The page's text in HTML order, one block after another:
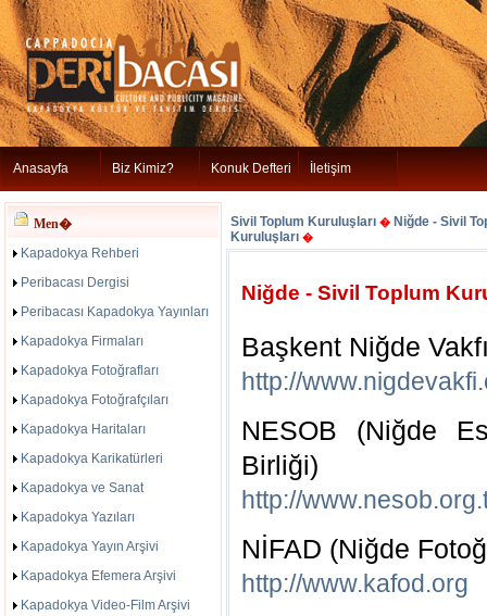
Anasayfa Biz Kimiz? Konuk Defteri İletişim
Men�
Kapadokya Rehberi
Peribacası Dergisi
Peribacası Kapadokya Yayınları
Kapadokya Firmaları
Kapadokya Fotoğrafları
Kapadokya Fotoğrafçıları
Kapadokya Haritaları
Kapadokya Karikatürleri
Kapadokya ve Sanat
Kapadokya Yazıları
Kapadokya Yayın Arşivi
Kapadokya Efemera Arşivi
Kapadokya Video-Film Arşivi
Sivil Toplum Kuruluşları � Niğde - Sivil
Kuruluşları �
Niğde - Sivil Toplum
Başkent Niğde
http://
NESOB (Niğde
Birliği)
http://
NİFAD (Niğde
http://www.kafod.org